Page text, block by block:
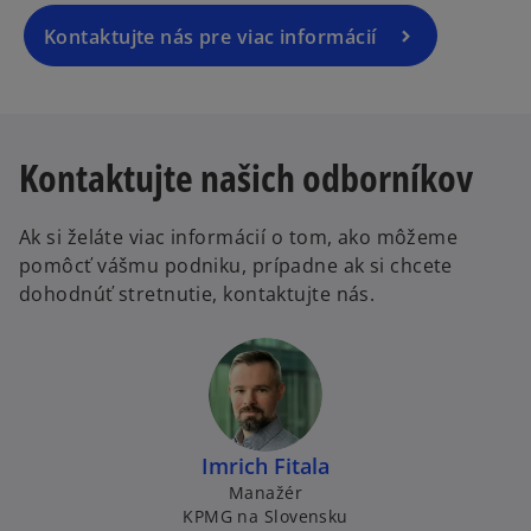
Kontaktujte nás pre viac informácií
Kontaktujte našich odborníkov
Ak si želáte viac informácií o tom, ako môžeme
pomôcť vášmu podniku, prípadne ak si chcete
dohodnúť stretnutie, kontaktujte nás.
Imrich Fitala
Manažér
KPMG na Slovensku